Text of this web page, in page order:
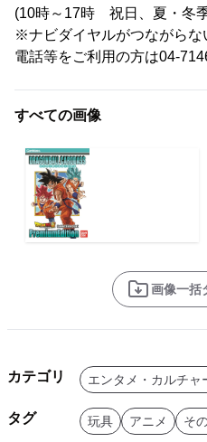
(10時～17時 祝日、夏・冬
※ナビダイヤルがつながらな
電話等をご利用の方は04-
すべての画像
画像一括
カテゴリ エンタメ・カルチャ
タグ 玩具 アニメ そ